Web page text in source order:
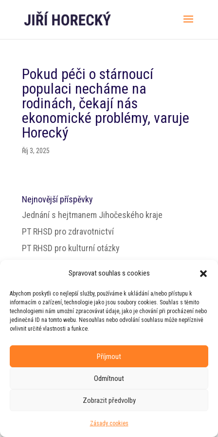
Spravovat souhlas s cookies
Abychom poskytli co nejlepší služby, používáme k ukládání a/nebo přístupu k
informacím o zařízení, technologie jako jsou soubory cookies. Souhlas s těmito
technologiemi nám umožní zpracovávat údaje, jako je chování při procházení nebo
jedinečná ID na tomto webu. Nesouhlas nebo odvolání souhlasu může nepříznivě
ovlivnit určité vlastnosti a funkce.
Příjmout
Odmítnout
Zobrazit předvolby
Zásady cookies
Pokud péči o stárnoucí
populaci necháme na
rodinách, čekají nás
ekonomické problémy, varuje
Horecký
Říj 3, 2025
Nejnovější příspěvky
Jednání s hejtmanem Jihočeského kraje
PT RHSD pro zdravotnictví
PT RHSD pro kulturní otázky
© 2026 Jiří Horecký – Osobní stránky Jiřího
Web vytvořila firmaRUDIve spolupráci s
agenturouZEST BRAND